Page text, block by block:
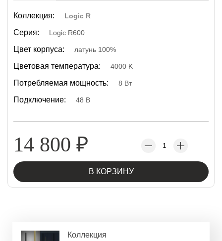
Коллекция: Logic R
Серия: Logic R600
Цвет корпуса: латунь 100%
Цветовая температура: 4000 K
Потребляемая мощность: 8 Вт
Подключение: 48 В
14 800 ₽
В КОРЗИНУ
Коллекция